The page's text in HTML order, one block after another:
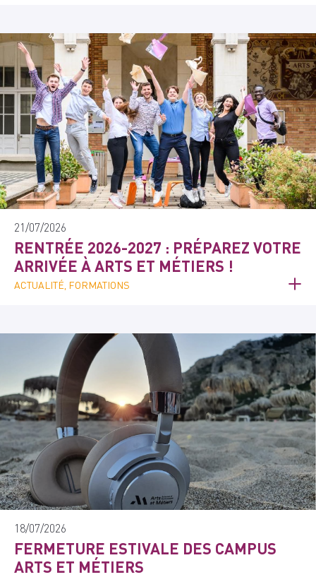
21/07/2026
RENTRÉE 2026-2027 : PRÉPAREZ VOTRE
ARRIVÉE À ARTS ET MÉTIERS !
ACTUALITÉ, FORMATIONS
18/07/2026
FERMETURE ESTIVALE DES CAMPUS
ARTS ET MÉTIERS